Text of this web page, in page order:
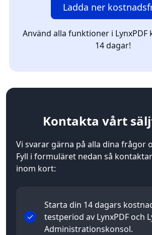
Ladda ner
Använd alla funktioner i
14 dagar!
Kontakta vårt
Vi svarar gärna på alla dina frågor
Fyll i formuläret nedan så
inom kort:
Starta din 14 dagars
testperiod av LynxPDF och
Administrationskonsol.